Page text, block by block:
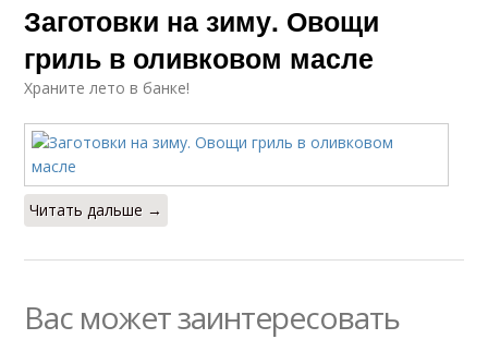
Заготовки на зиму. Овощи
гриль в оливковом масле
Храните лето в банке!
Читать дальше →
Вас может заинтересовать